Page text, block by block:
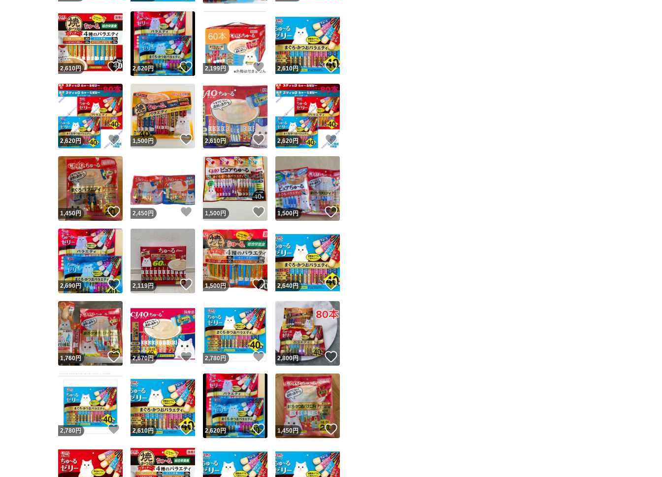
2,610円 いいね！
2,620円 いいね！
2,199円 いいね！
2,610円 いいね！
2,620円 いいね！
1,500円 いいね！
2,610円 いいね！
2,620円
1,450円 いいね！
2,450 円 いいね！
1,500円 いいね！
1,500円 いいね！
2,690円 いいね！
2,119円 いいね！
1,500円 いいね！
2,640円 いいね！
1,760円 いいね！
2,670円 いいね！
2,780 円 いいね！
2,800円 いいね！
2,780 円 いいね！
2,610円 いいね！
2,620円 いいね！
1,450円